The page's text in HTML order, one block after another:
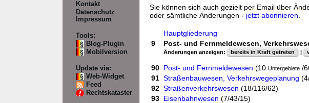
Kontakt
Datenschutz
Impressum
Tools:
Blog-Plugin
Mobilversion
Update via:
Web-Widget
Feed
Rechtskataster
Sie können sich auch gezielt per Email über
oder sämtliche Änderungen - jetzt abonnieren
Hauptgliederung
9
Post- und Fernmeldewesen,
Änderungen anzeigen: bereits in Kraft getreten |
90 Post- und Fernmeldewesen (10 Untergebiete /
91 Straßenbauwesen, Verkehrswegeplanung
92 Straßenverkehrswesen (18/116/62)
93 Eisenbahnwesen (7/43/15)